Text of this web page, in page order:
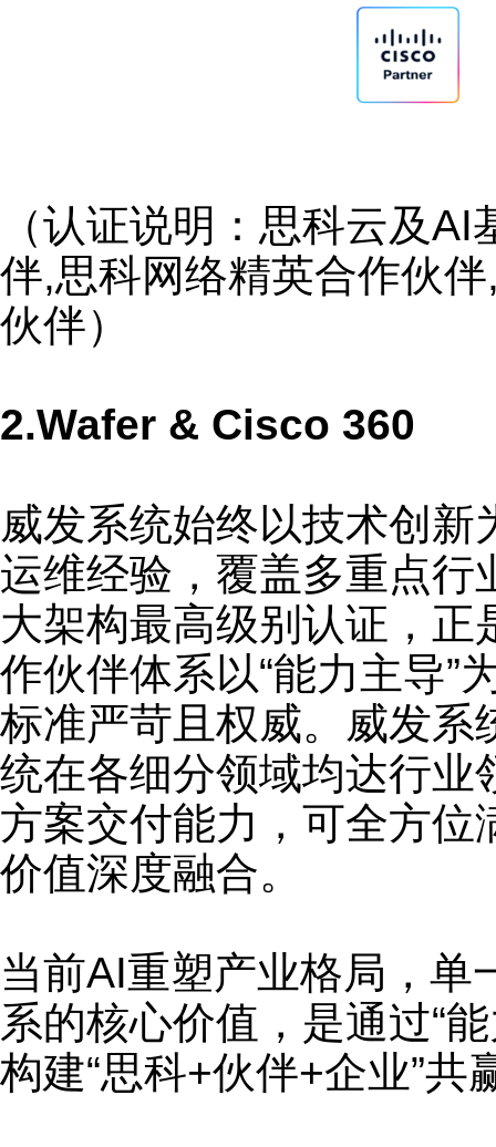
（认证说明：思科云及
伴,思科网络精英合作伙
伙伴）
2.Wafer & Cisco 360
威发系统始终以技术创
运维经验，覆盖多重点行
大架构最高级别认证，
作伙伴体系以“能力主导”
标准严苛且权威。威发系
统在各细分领域均达行业
方案交付能力，可全方位
价值深度融合。
当前AI重塑产业格局，单
系的核心价值，是通过“
构建“思科+伙伴+企业”共